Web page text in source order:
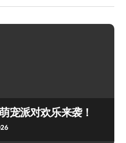
宠派对欢乐来袭！